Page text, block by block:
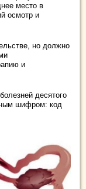
место в
осмотр и
но должно
и
десятого
шифром: код